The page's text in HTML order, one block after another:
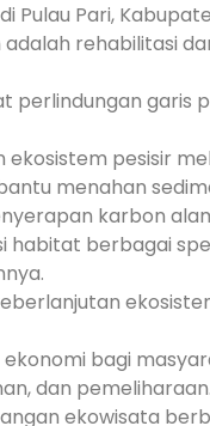
Pulau Pari,
rehabilitasi
perlindungan garis
ekosistem pesisir
menahan
karbon
habitat berbagai
bagi
dan pemeliharaan.
ekowisata